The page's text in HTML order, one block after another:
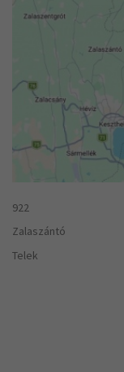
922
Zalaszántó
Telek